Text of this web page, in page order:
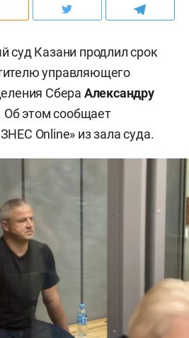
суд Казани продлил срок
управляющего
Сбера Александру
Об этом сообщает
Online» из зала суда.